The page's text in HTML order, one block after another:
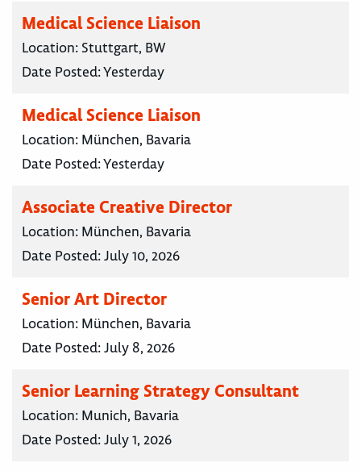
Medical Science Liaison
Location: Stuttgart, BW
Date Posted:Yesterday
Medical Science Liaison
Location: München, Bavaria
Date Posted:Yesterday
Associate Creative Director
Location: München, Bavaria
Date Posted:July 10, 2026
Senior Art Director
Location: München, Bavaria
Date Posted:July 8, 2026
Senior Learning Strategy Consultant
Location: Munich, Bavaria
Date Posted:July 1, 2026